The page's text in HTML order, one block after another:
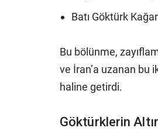
Batı Göktürk
Bu bölünme,
ve İran’a uzanan bu
haline getirdi.
Göktürklerin